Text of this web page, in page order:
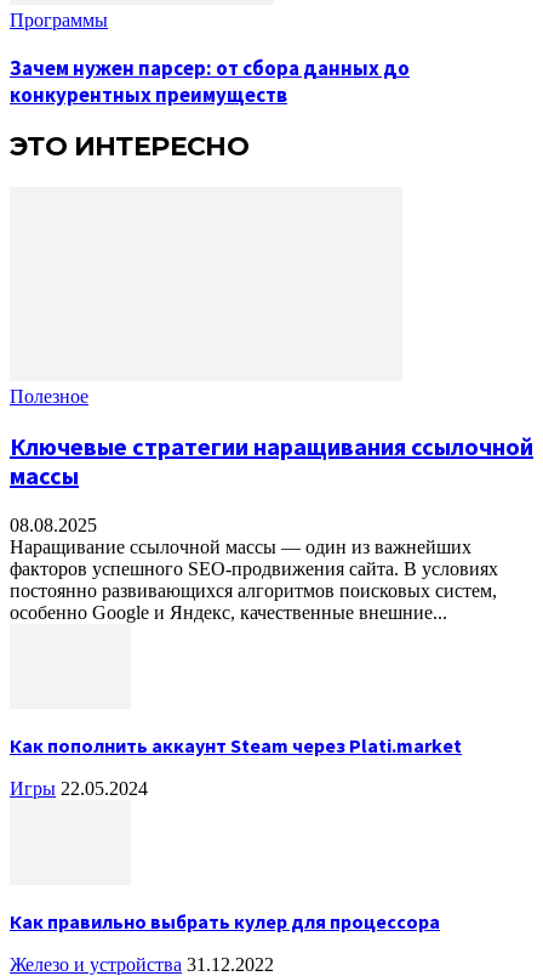
Программы
Зачем нужен парсер: от сбора данных до
конкурентных преимуществ
ЭТО ИНТЕРЕСНО
Полезное
Ключевые стратегии наращивания ссылочной
массы
08.08.2025
Наращивание ссылочной массы — один из важнейших
факторов успешного SEO-продвижения сайта. В условиях
постоянно развивающихся алгоритмов поисковых систем,
особенно Google и Яндекс, качественные внешние...
Как пополнить аккаунт Steam через Plati.market
Игры 22.05.2024
Как правильно выбрать кулер для процессора
Железо и устройства 31.12.2022